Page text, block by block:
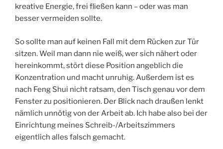
kreative Energie, frei fließen kann – oder was man
besser vermeiden sollte.
So sollte man auf keinen Fall mit dem Rücken zur Tür
sitzen. Weil man dann nie weiß, wer sich nähert oder
hereinkommt, stört diese Position angeblich die
Konzentration und macht unruhig. Außerdem ist es
nach Feng Shui nicht ratsam, den Tisch genau vor dem
Fenster zu positionieren. Der Blick nach draußen lenkt
nämlich unnötig von der Arbeit ab. Ich habe also bei der
Einrichtung meines Schreib-/Arbeitszimmers
eigentlich alles falsch gemacht.